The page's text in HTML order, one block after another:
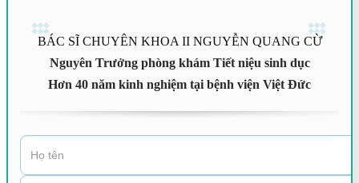
BÁC SĨ CHUYÊN KHOA II NGUYỄN QUANG CỪ
Nguyên Trưởng phòng khám Tiết niệu sinh dục
Hơn 40 năm kinh nghiệm tại bệnh viện Việt Đức